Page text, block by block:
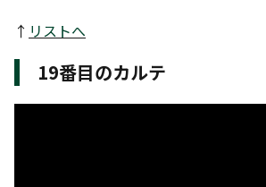
↑ リストへ
19番目のカルテ